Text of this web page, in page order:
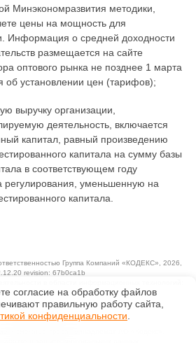
Минэкономразвития методики,
цены на мощность для
Информация о средней доходности
размещается на сайте
оптового рынка не позднее 1 марта
об установлении цен (тарифов);
выручку организации,
деятельность, включается
капитал, равный произведению
капитала на сумму базы
в соответствующем году
регулирования, уменьшенную на
капитала.
Группа Компаний «КОДЕКС», 2026,
revision: 67b0ca1b
1.01, 3.01
Ценовая политика
Технологии
и смежные права принадлежат АО «Кодекс».
и защите персональных данных
согласие на обработку файлов
правильную работу сайта,
конфиденциальности